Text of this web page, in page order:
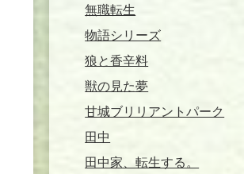
無職転生
物語シリーズ
狼と香辛料
獣の見た夢
甘城ブリリアントパーク
田中
田中家、転生する。